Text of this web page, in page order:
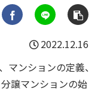
2022.12.16
マンションの定義、
譲マンションの始